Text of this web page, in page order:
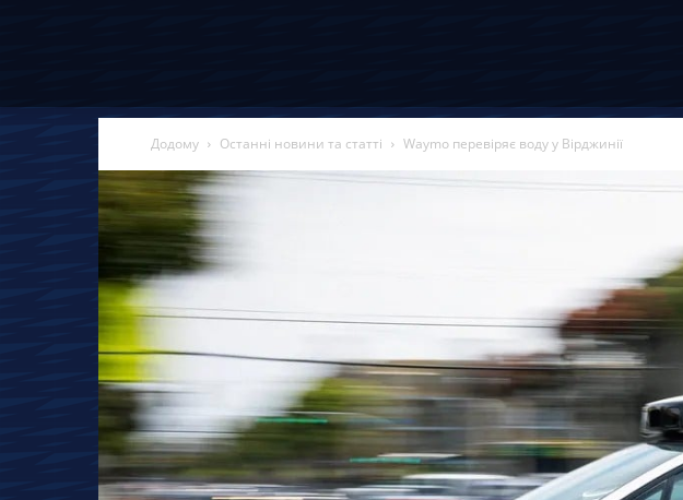
Додому Останні новини та статті Waymo перевіряє воду у Вірджинії